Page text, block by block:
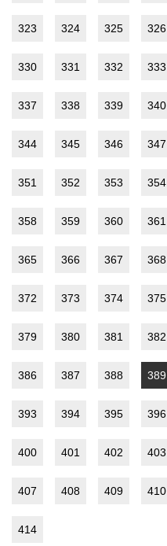
323 324 325 326
330 331 332 333
337 338 339 340
344 345 346 347
351 352 353 354
358 359 360 361
365 366 367 368
372 373 374 375
379 380 381 382
386 387 388 389
393 394 395 396
400 401 402 403
407 408 409 410
414